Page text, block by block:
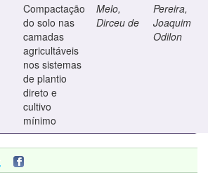
Compactação
do solo nas
camadas
agricultáveis
nos sistemas
de plantio
direto e
cultivo
mínimo
Melo,
Dirceu de
Pereira,
Joaquim
Odilon